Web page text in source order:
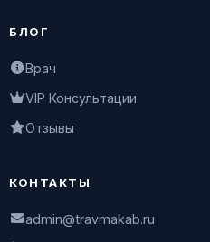
БЛОГ
Врач
VIP Консультации
Отзывы
КОНТАКТЫ
admin@travmakab.ru